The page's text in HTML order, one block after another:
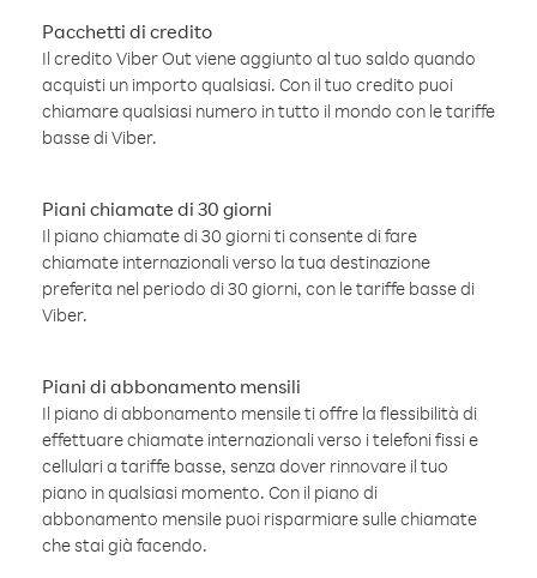
Pacchetti di credito
Il credito Viber Out viene aggiunto al tuo saldo quando
acquisti un importo qualsiasi. Con il tuo credito puoi
chiamare qualsiasi numero in tutto il mondo con le tariffe
basse di Viber.
Piani chiamate di 30 giorni
Il piano chiamate di 30 giorni ti consente di fare
chiamate internazionali verso la tua destinazione
preferita nel periodo di 30 giorni, con le tariffe basse di
Viber.
Piani di abbonamento mensili
Il piano di abbonamento mensile ti offre la flessibilità di
effettuare chiamate internazionali verso i telefoni fissi e
cellulari a tariffe basse, senza dover rinnovare il tuo
piano in qualsiasi momento. Con il piano di
abbonamento mensile puoi risparmiare sulle chiamate
che stai già facendo.